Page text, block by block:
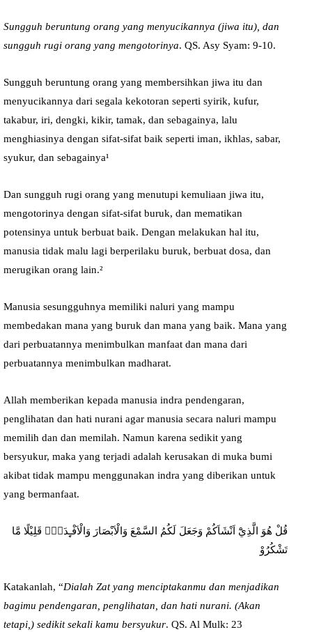
Sungguh beruntung orang yang menyucikannya (jiwa itu), dan
sungguh rugi orang yang mengotorinya. QS. Asy Syam: 9-10.
Sungguh beruntung orang yang membersihkan jiwa itu dan
menyucikannya dari segala keko­toran seperti syirik, kufur,
takabur, iri, dengki, kikir, tamak, dan sebagainya, lalu
menghiasinya dengan sifat-sifat baik seperti iman, ikhlas, sabar,
syukur, dan sebagainya¹
Dan sungguh rugi orang yang menutupi kemuliaan jiwa itu,
mengotorinya dengan sifat-sifat buruk, dan mematikan
potensinya untuk berbuat baik. Dengan melakukan hal itu,
manusia tidak malu lagi berperilaku buruk, berbuat dosa, dan
merugikan orang lain.²
Manusia sesungguhnya memiliki naluri yang mampu
membedakan mana yang buruk dan mana yang baik. Mana yang
dari perbuatannya menimbulkan manfaat dan mana dari
perbuatannya menimbulkan madharat.
Allah memberikan kepada manusia indra pendengaran,
penglihatan dan hati nurani agar manusia secara naluri mampu
memilih dan dan memilah. Namun karena sedikit yang
bersyukur, maka yang terjadi adalah kerusakan di muka bumi
akibat tidak mampu menggunakan indra yang diberikan untuk
yang bermanfaat.
قُلْ هُوَ الَّذِيْٓ اَنْشَاَكُمْ وَجَعَلَ لَكُمُ السَّمْعَ وَالْاَبْصَارَ وَالْاَفْـِٕدَةَۗ قَلِيْلًا مَّا
تَشْكُرُوْ
Katakanlah, “Dialah Zat yang menciptakanmu dan menjadikan
bagimu pendengaran, penglihatan, dan hati nurani. (Akan
tetapi,) sedikit sekali kamu bersyukur. QS. Al Mulk: 23